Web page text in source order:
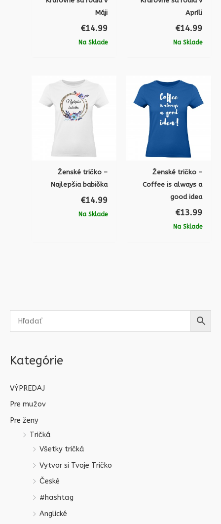
Kategórie
VÝPREDAJ
Pre mužov
Pre ženy
Tričká
Všetky tričká
Vytvor si Tvoje Tričko
České
#hashtag
Anglické
Máji
€14.99
Na Sklade
Apríli
€14.99
Na Sklade
Ženské tričko –
Najlepšia babička
€14.99
Na Sklade
Ženské tričko –
Coffee is always a
good idea
€13.99
Na Sklade